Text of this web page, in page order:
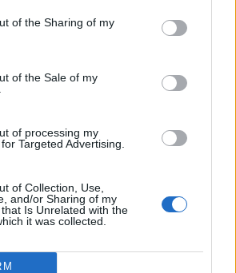
of the Sharing of my
of the Sale of my
of processing my
Targeted Advertising.
of Collection, Use,
and/or Sharing of my
Is Unrelated with the
it was collected.
nuovo telecomando dotato di
Bluetooth
una soluzione affidabile e reattiva per
che desiderano controllare in modo
gruppo e tanto ancora. …